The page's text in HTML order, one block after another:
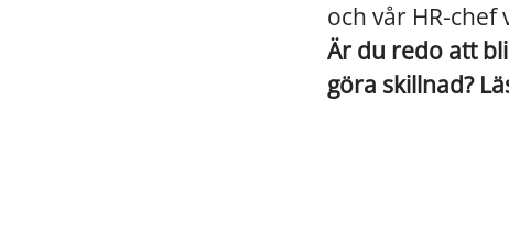
och vår HR-chef
Är du redo att
göra skillnad?